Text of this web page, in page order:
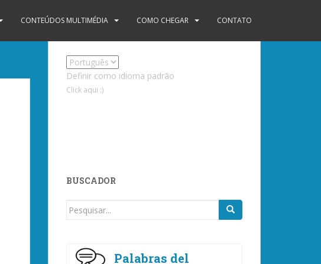
CONTEÚDOS MULTIMÉDIA COMO CHEGAR CONTATO
Definir como idioma padrão
Click aqui :)
BUSCADOR
Procurar
Palabras del